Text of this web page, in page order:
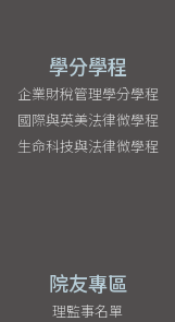
學分學程
企業財稅管理學分學程
國際與英美法律微學程
生命科技與法律微學程
院友專區
理監事名單